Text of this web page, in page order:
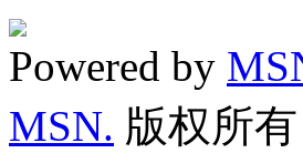
Powered by
MSN. 版权所有